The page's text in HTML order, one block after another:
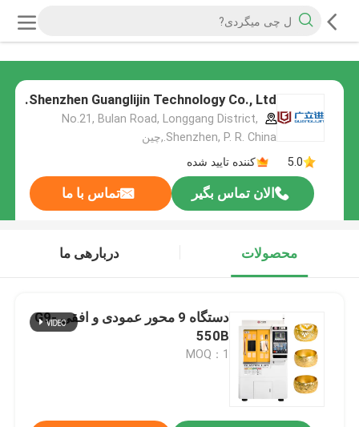
Shenzhen Guanglijin Technology Co., Ltd.
No.21, Bulan Road, Longgang District,
Shenzhen, P. R. China.,چین
5.0
کننده تایید شده
الان تماس بگیر تماس با ما
محصولات دربارهی ما
دستگاه 9 محور عمودی و افقی G9-
550B
MOQ：1